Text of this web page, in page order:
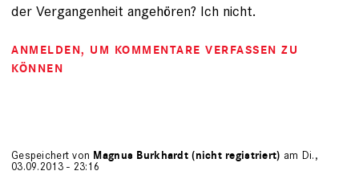
der Vergangenheit angehören? Ich nicht.
ANMELDEN, UM KOMMENTARE VERFASSEN ZU
KÖNNEN
Gespeichert von Magnus Burkhardt (nicht registriert) am Di.,
03.09.2013 - 23:16